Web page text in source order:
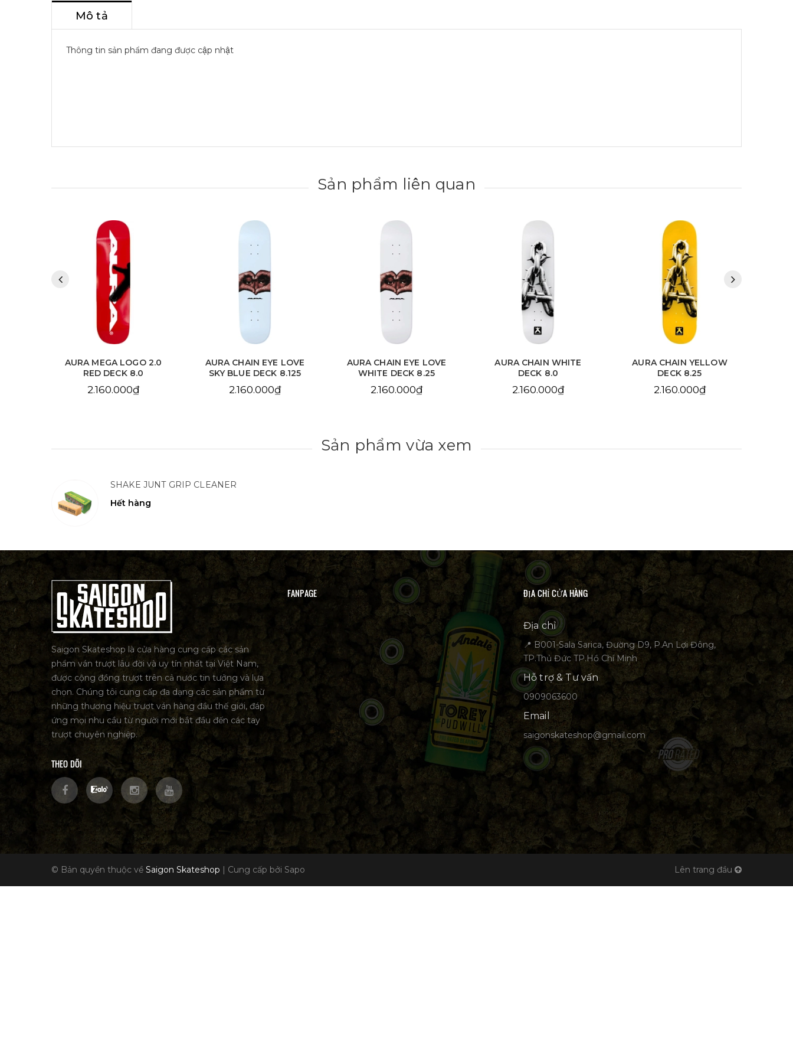
Mô tả
Thông tin sản phẩm đang được cập nhật
Sản phẩm liên quan
AURA MEGA LOGO 2.0
RED DECK 8.0
2.160.000₫
AURA CHAIN EYE LOVE
SKY BLUE DECK 8.125
2.160.000₫
AURA CHAIN EYE LOVE
WHITE DECK 8.25
2.160.000₫
AURA CHAIN WHITE
DECK 8.0
2.160.000₫
AURA CHAIN YELLOW
DECK 8.25
2.160.000₫
Sản phẩm vừa xem
SHAKE JUNT GRIP CLEANER
Hết hàng
Saigon Skateshop là cửa hàng cung cấp các sản
phẩm ván trượt lâu đời và uy tín nhất tại Việt Nam,
được cộng đồng trượt trên cả nước tin tưởng và lựa
chọn. Chúng tôi cung cấp đa dạng các sản phẩm từ
những thương hiệu trượt ván hàng đầu thế giới, đáp
ứng mọi nhu cầu từ người mới bắt đầu đến các tay
trượt chuyên nghiệp.
THEO DÕI
FANPAGE ĐỊA CHỈ CỬA HÀNG
Địa chỉ
📍 B001-Sala Sarica, Đường D9, P.An Lợi Đông,
TP.Thủ Đức TP.Hồ Chí Minh
Hỗ trợ & Tư vấn
0909063600
Email
saigonskateshop@gmail.com
© Bản quyền thuộc về Saigon Skateshop | Cung cấp bởi Sapo Lên trang đầu